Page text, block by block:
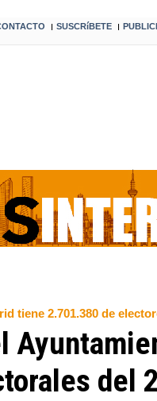
I SUSCRíBETE I
tiene 2.701.380 de
del